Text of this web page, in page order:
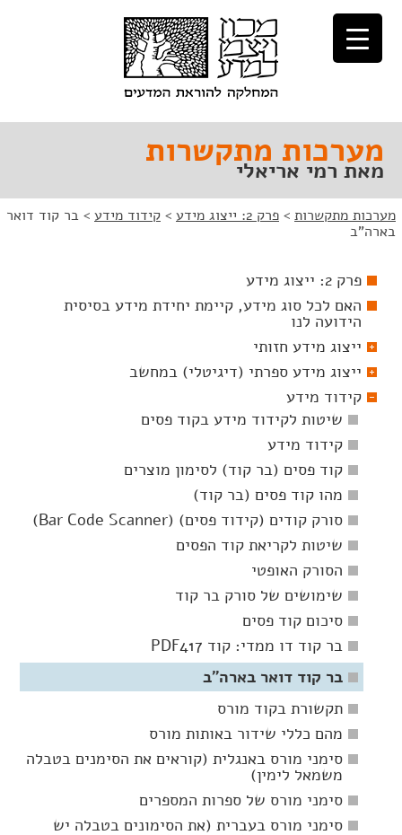
לתוכן
לניווט
מערכות מתקשרות
מאת רמי אריאלי
מערכות מתקשרות > פרק 2: ייצוג מידע > קידוד מידע > בר קוד דואר
בארה"ב
פרק 2: ייצוג מידע
האם לכל סוג מידע, קיימת יחידת מידע בסיסית
הידועה לנו
ייצוג מידע חזותי
ייצוג מידע ספרתי (דיגיטלי) במחשב
קידוד מידע
שיטות לקידוד מידע בקוד פסים
קידוד מידע
קוד פסים (בר קוד) לסימון מוצרים
מהו קוד פסים (בר קוד)
סורק קודים (קידוד פסים) (Bar Code Scanner)
שיטות לקריאת קוד הפסים
הסורק האופטי
שימושים של סורק בר קוד
סיכום קוד פסים
בר קוד דו ממדי: קוד PDF417
בר קוד דואר בארה"ב
תקשורת בקוד מורס
מהם כללי שידור באותות מורס
סימני מורס באנגלית (קוראים את הסימנים בטבלה
משמאל לימין)
סימני מורס של ספרות המספרים
סימני מורס בעברית (את הסימונים בטבלה יש